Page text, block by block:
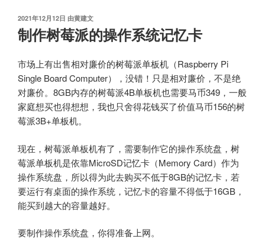
发
布
于
2021年12月12日 由黄建文
制作树莓派的操作系统记忆卡
市场上有出售相对廉价的树莓派单板机（Raspberry Pi
Single Board Computer），没错！只是相对廉价，不是绝
对廉价。8GB内存的树莓派4B单板机也需要马币349，一般
家庭想买也得想想，我也只舍得花钱买了价值马币156的树
莓派3B+单板机。
现在，树莓派单板机有了，需要制作它的操作系统盘，树
莓派单板机是依靠MicroSD记忆卡（Memory Card）作为
操作系统盘，所以得为此去购买不低于8GB的记忆卡，若
要运行有桌面的操作系统，记忆卡的容量不得低于16GB，
能买到越大的容量越好。
要制作操作系统盘，你得准备上网。